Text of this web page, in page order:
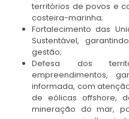
territórios de povos e
costeira-marinha;
Fortalecimento das
Sustentável,
gestão;
Defesa dos
empreendimentos,
informada, com
de eólicas offshore,
mineração do mar,